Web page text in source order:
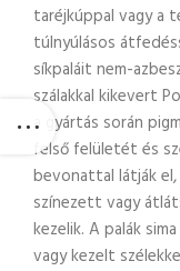
taréjkúppal vagy a
túlnyúlásos
síkpaláit nem-
szálakkal kikevert
a gyártás során
felső felületét és
bevonattal látják
színezett vagy
kezelik. A palák
vagy kezelt